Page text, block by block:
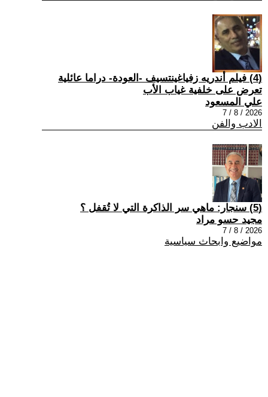
(4) فيلم أندريه زفياغينتسيف -العودة- دراما عائلية
تعرض على خلفية غياب الأب
علي المسعود
2026 / 8 / 7
الادب والفن
(5) سنجار: ماهي سر الذاكرة التي لا تُقفل ؟
مجيد حسو مراد
2026 / 8 / 7
مواضيع وابحاث سياسية